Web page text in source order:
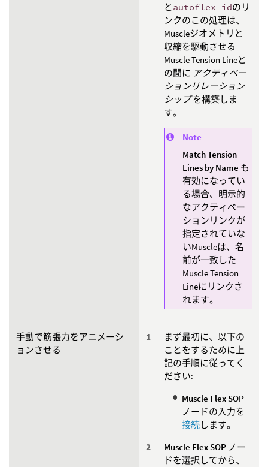
と autoflex_idのリ
ンクのこの処理は、
Muscleジオメトリと
収縮を駆動させる
Muscle Tension Lineと
の間に アクティベー
ションリレーション
シップを構築しま
す。
Note
Match Tension
Lines by Name も
有効になってい
る場合、明示的
なアクティベー
ションリンクが
指定されていな
いMuscleは、名
前が一致した
Muscle Tension
Lineにリンクさ
れます。
手動で筋張力をアニメーシ
ョンさせる
まず最初に、以下の
ことをするために上
記の手順に従ってく
ださい:
Muscle Flex SOP
ノードの入力を
接続します。
Muscle Flex SOP ノー
ドを選択してから、